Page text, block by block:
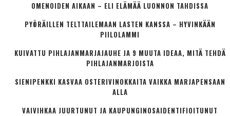
OMENOIDEN AIKAAN – ELI ELÄMÄÄ LUONNON TAHDISSA
PYÖRÄILLEN TELTTAILEMAAN LASTEN KANSSA – HYVINKÄÄN
PIILOLAMMI
KUIVATTU PIHLAJANMARJAJAUHE JA 9 MUUTA IDEAA, MITÄ TEHDÄ
PIHLAJANMARJOISTA
SIENIPENKKI KASVAA OSTERIVINOKKAITA VAIKKA MARJAPENSAAN
ALLA
VAIVIHKAA JUURTUNUT JA KAUPUNGINOSA­IDENTIFIOITUNUT